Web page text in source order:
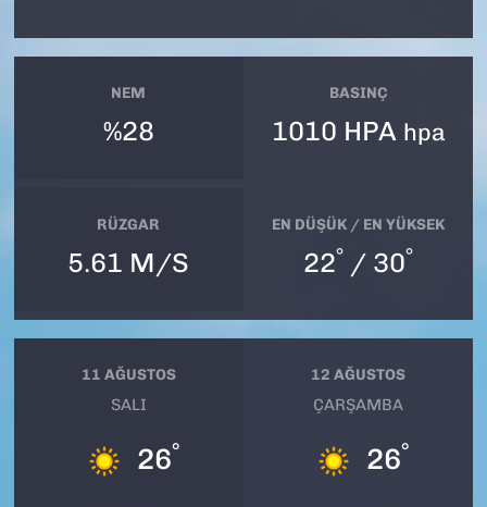
NEM
%28
BASINÇ
1010 HPA hpa
RÜZGAR
5.61 M/S
EN DÜŞÜK / EN YÜKSEK
22° / 30°
11 AĞUSTOS
SALI
26°
12 AĞUSTOS
ÇARŞAMBA
26°